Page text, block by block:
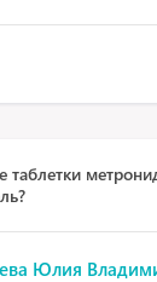
таблетки
Юлия